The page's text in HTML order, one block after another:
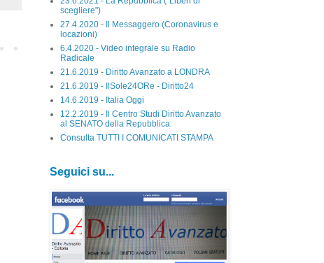
scegliere")
27.4.2020 - Il Messaggero (Coronavirus e
locazioni)
6.4.2020 - Video integrale su Radio
Radicale
21.6.2019 - Diritto Avanzato a LONDRA
21.6.2019 - IlSole24ORe - Diritto24
14.6.2019 - Italia Oggi
12.2.2019 - Il Centro Studi Diritto Avanzato
al SENATO della Repubblica
Consulta TUTTI I COMUNICATI STAMPA
Seguici su...